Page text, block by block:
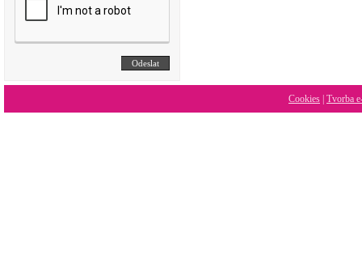
Cookies Tvorba